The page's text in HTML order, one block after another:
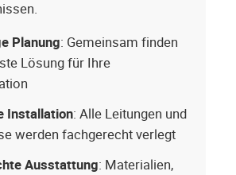
Planung: Gemeinsam finden
Lösung für Ihre
Installation: Alle Leitungen und
werden fachgerecht verlegt
Ausstattung: Materialien,